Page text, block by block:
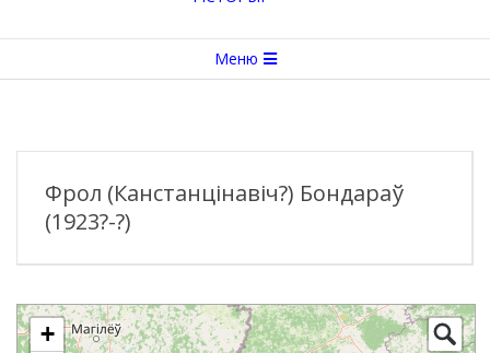
меню
Меню
Фрол (Канстанцінавіч?) Бондараў
(1923?-?)
+